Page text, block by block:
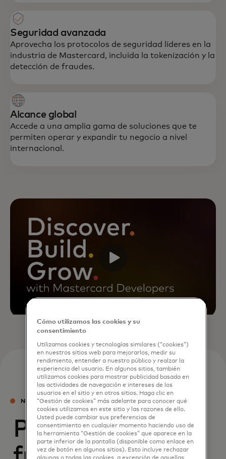
Seguridad avanzada
Aprovecha los protocolos de seguridad líderes en la
industria de Mastercard, incluida la tokenización y la
detección de fraudes.
Alcance global
Accede a una amplia gama de soluciones que te
permiten operar y expandir tu negocio a nivel
internacional.
NUESTROS PRODUCTOS
Pilares
Cómo utilizamos las cookies y su
consentimiento
Utilizamos cookies y tecnologías similares (“cookies”)
en nuestros sitios web para mejorarlos, medir su
rendimiento, entender a nuestro público y realzar la
experiencia del usuario. En algunos sitios, también
utilizamos cookies para mostrar publicidad basada en
las actividades de navegación e intereses de los
usuarios en el sitio y en otros sitios. Haga clic en
“Gestión de cookies” más adelante para conocer qué
cookies utilizamos en este sitio y las razones de ello.
Usted puede cambiar sus preferencias de
consentimiento en cualquier momento haciendo uso de
la herramienta “Gestión de cookies” que aparece en la
parte inferior de la pantalla (disponible como enlace en
vez de botón en algunos sitios). Esto incluye rechazar
algunas o todas las cookies, a excepción de aquellas